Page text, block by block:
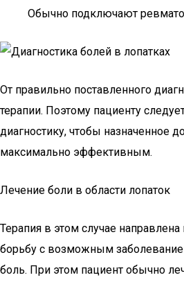
Обычно подключают
От правильно поставленного
терапии. Поэтому пациенту
диагностику, чтобы назначенное
максимально эффективным.
Лечение боли в области лопаток
Терапия в этом случае направлена
борьбу с возможным
боль. При этом пациент обычно